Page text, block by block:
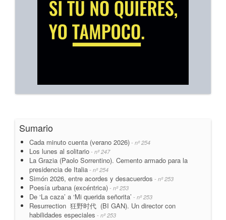
Sumario
Cada minuto cuenta (verano 2026) - nº 254
Los lunes al solitario - nº 247
La Grazia (Paolo Sorrentino). Cemento armado para la
presidencia de Italia - nº 254
Simón 2026, entre acordes y desacuerdos - nº 253
Poesía urbana (excéntrica) - nº 253
De ‘La caza’ a ‘Mi querida señorita’ - nº 253
Resurrection 狂野时代 (BI GAN). Un director con
habilidades especiales - nº 253